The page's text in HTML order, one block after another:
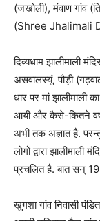
(जखोली), मंवाण गांव
(Shree Jhalimali
दिव्यधाम झालीमाली
असवालस्यूं, पौड़ी
धार पर मां झालीमाली
आयी और कैसे-कितने
अभी तक अज्ञात है.
लोगों द्वारा झालीमाली
प्रचलित है. बात सन्
खुगशा गांव निवासी